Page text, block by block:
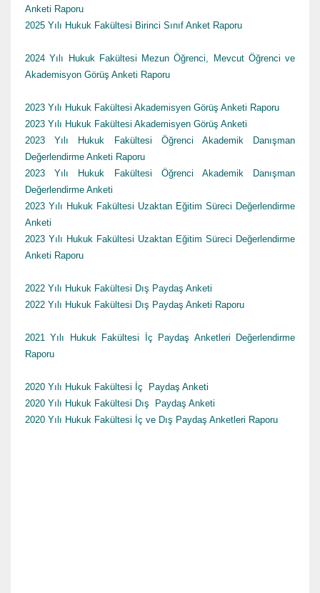
Anketi Raporu
2025 Yılı Hukuk Fakültesi Birinci Sınıf Anket Raporu
2024 Yılı Hukuk Fakültesi Mezun Öğrenci, Mevcut Öğrenci ve
Akademisyon Görüş Anketi Raporu
2023 Yılı Hukuk Fakültesi Akademisyen Görüş Anketi Raporu
2023 Yılı Hukuk Fakültesi Akademisyen Görüş Anketi
2023 Yılı Hukuk Fakültesi Öğrenci Akademik Danışman
Değerlendirme Anketi Raporu
2023 Yılı Hukuk Fakültesi Öğrenci Akademik Danışman
Değerlendirme Anketi
2023 Yılı Hukuk Fakültesi Uzaktan Eğitim Süreci Değerlendirme
Anketi
2023 Yılı Hukuk Fakültesi Uzaktan Eğitim Süreci Değerlendirme
Anketi Raporu
2022 Yılı Hukuk Fakültesi Dış Paydaş Anketi
2022 Yılı Hukuk Fakültesi Dış Paydaş Anketi Raporu
2021 Yılı Hukuk Fakültesi İç Paydaş Anketleri Değerlendirme
Raporu
2020 Yılı Hukuk Fakültesi İç Paydaş Anketi
2020 Yılı Hukuk Fakültesi Dış Paydaş Anketi
2020 Yılı Hukuk Fakültesi İç ve Dış Paydaş Anketleri Raporu